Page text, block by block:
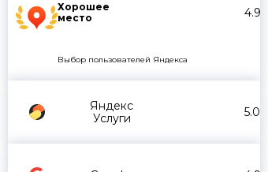
Хорошее
место
4.9
Выбор пользователей Яндекса
Яндекс
Услуги
5.0